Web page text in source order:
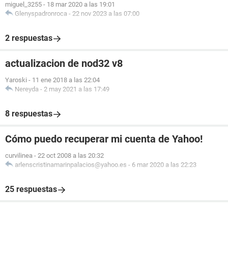
miguel_3255 - 18 mar 2020 a las 19:01
Glenyspadronroca - 22 nov 2023 a las 07:00
2 respuestas
actualizacion de nod32 v8
Yaroski - 11 ene 2018 a las 22:04
Nereyda - 2 may 2021 a las 17:49
8 respuestas
Cómo puedo recuperar mi cuenta de Yahoo!
curvilinea - 22 oct 2008 a las 20:32
arlenscristinamarinpalacios@yahoo.es - 6 mar 2020 a las 22:23
25 respuestas